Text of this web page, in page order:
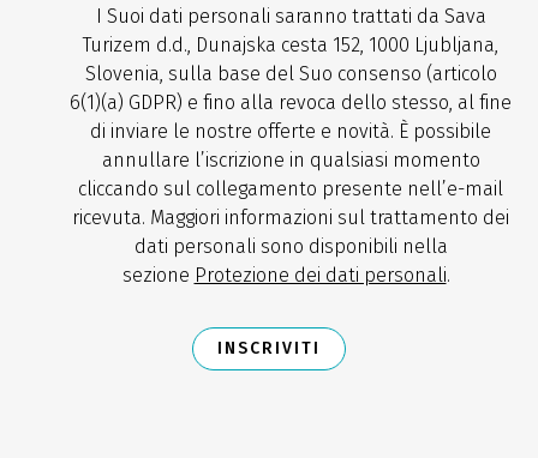
I Suoi dati personali saranno trattati da Sava
Turizem d.d., Dunajska cesta 152, 1000 Ljubljana,
Slovenia, sulla base del Suo consenso (articolo
6(1)(a) GDPR) e fino alla revoca dello stesso, al fine
di inviare le nostre offerte e novità. È possibile
annullare l’iscrizione in qualsiasi momento
cliccando sul collegamento presente nell’e-mail
ricevuta. Maggiori informazioni sul trattamento dei
dati personali sono disponibili nella
sezione Protezione dei dati personali.
INSCRIVITI